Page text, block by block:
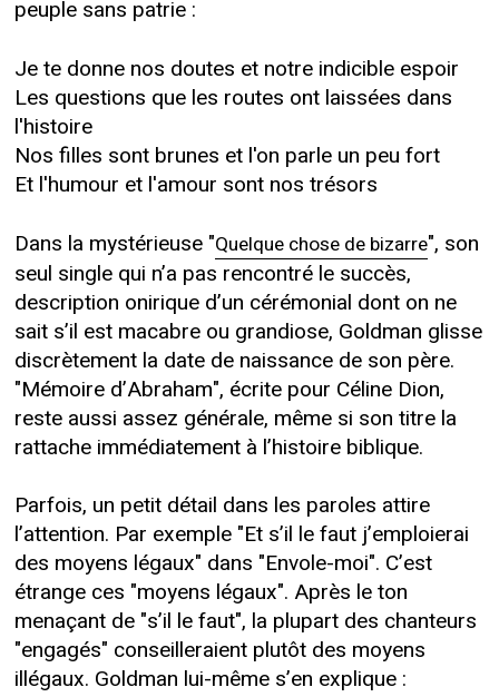
peuple sans patrie :
Je te donne nos doutes et notre indicible espoir
Les questions que les routes ont laissées dans
l'histoire
Nos filles sont brunes et l'on parle un peu fort
Et l'humour et l'amour sont nos trésors
Dans la mystérieuse "Quelque chose de bizarre", son
seul single qui n’a pas rencontré le succès,
description onirique d’un cérémonial dont on ne
sait s’il est macabre ou grandiose, Goldman glisse
discrètement la date de naissance de son père.
"Mémoire d’Abraham", écrite pour Céline Dion,
reste aussi assez générale, même si son titre la
rattache immédiatement à l’histoire biblique.
Parfois, un petit détail dans les paroles attire
l’attention. Par exemple "Et s’il le faut j’emploierai
des moyens légaux" dans "Envole-moi". C’est
étrange ces "moyens légaux". Après le ton
menaçant de "s’il le faut", la plupart des chanteurs
"engagés" conseilleraient plutôt des moyens
illégaux. Goldman lui-même s’en explique :